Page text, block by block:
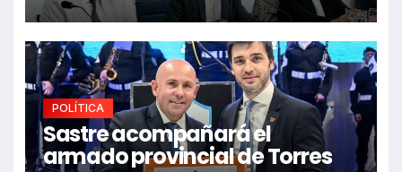
POLÍTICA
Sastre acompañará el
armado provincial de Torres